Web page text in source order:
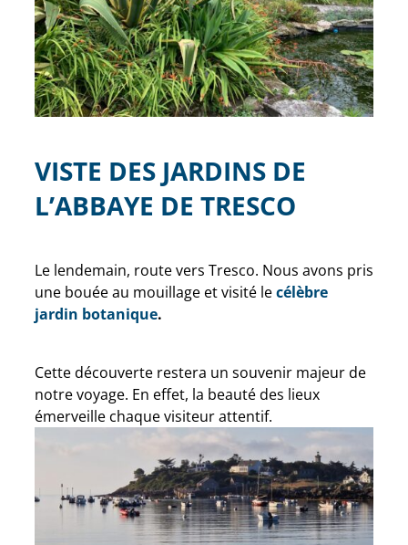
VISTE DES JARDINS DE
L’ABBAYE DE TRESCO
Le lendemain, route vers Tresco. Nous avons pris
une bouée au mouillage et visité lecélèbre
jardin botanique.
Cette découverte restera un souvenir majeur de
notre voyage. En effet, la beauté des lieux
émerveille chaque visiteur attentif.